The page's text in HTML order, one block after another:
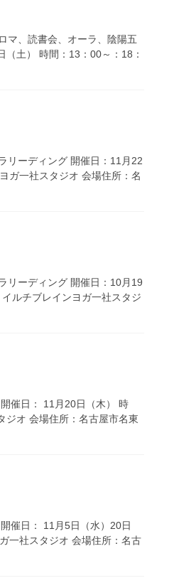
マ、読書会、オーラ、陰陽五
土） 時間：13：00～：18：
リーディング 開催日：11月22
ガ一社スタジオ 会場住所：名
リーディング 開催日：10月19
ルチブレインヨガ一社スタジ
催日： 11月20日（木） 時
ジオ 会場住所：名古屋市名東
催日： 11月5日（水）20日
一社スタジオ 会場住所：名古